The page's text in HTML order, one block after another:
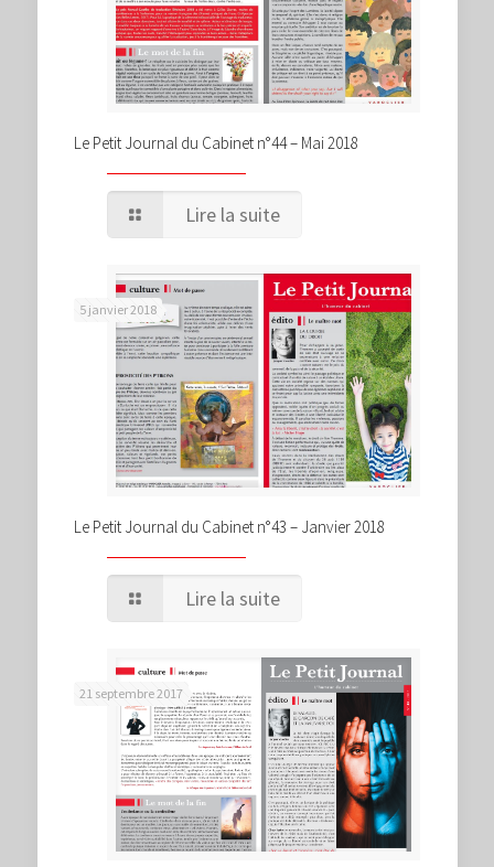
Le Petit Journal du Cabinet n°44 – Mai 2018
Lire la suite
5 janvier 2018
Le Petit Journal du Cabinet n°43 – Janvier 2018
Lire la suite
21 septembre 2017